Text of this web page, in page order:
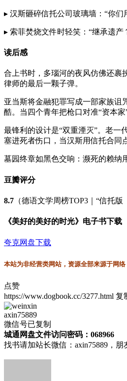
▸ 汉斯砸碎信托公司玻璃墙：“你
▸ 索菲焚烧文件时轻笑：“继承遗
读后感
合上书时，多瑙河的夜风仿佛还
律师的最后一颗子弹。
亚当斯将金融犯罪写成一部家族诅
酷。当四个青年把枪口对准“资本
最锋利的设计是“双重湮灭”。老一
塞进死者伤口，当汉斯用信托合
墓园终章如黑色交响：濒死的赖纳
豆瓣评分
8.7 （德语文学周榜TOP3｜“信托
《美好的美好的时光》电子书下载
夸克网盘下载
本站为非经营类网站，资源全部来源于网
点赞
https://www.dogbook.cc/3277.html 复
axin75889
微信号已复制
城通网盘文件访问密码：068966
找书请加站长微信：axin75889，